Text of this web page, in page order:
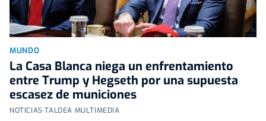
MUNDO
La Casa Blanca niega un enfrentamiento
entre Trump y Hegseth por una supuesta
escasez de municiones
NOTICIAS TALDEA MULTIMEDIA